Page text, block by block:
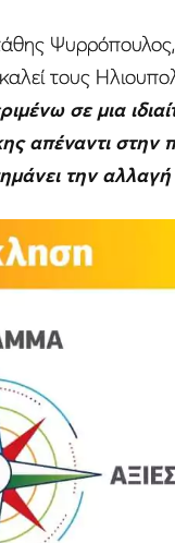
τους
σε μια
απέναντι
την αλλαγή